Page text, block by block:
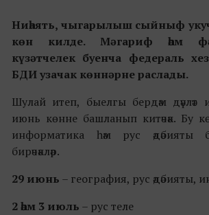
Ниһаять, чыгарылыш сыйныф
көн килде. Мәгариф һәм
күзәтчелек буенча федераль
БДИ узачак көннәрне раслады.
Шулай итеп, быелгы бердәм дәүләт
июнь көнне башланып китәчәк. Бу
информатика һәм рус әдәбияты
бирәчәкләр.
29 июнь – география, рус әдәбияты,
2 һәм 3 июль – рус теле